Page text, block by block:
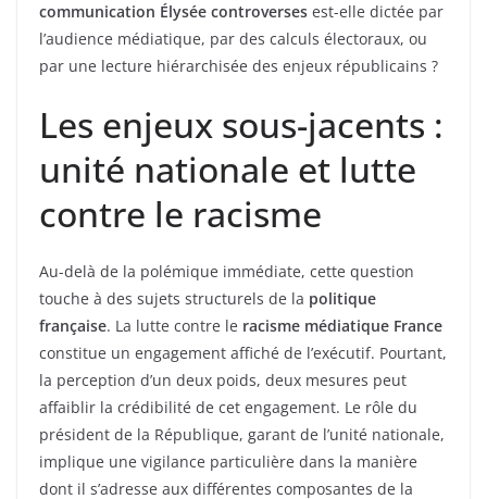
communication Élysée controverses est-elle dictée par
l’audience médiatique, par des calculs électoraux, ou
par une lecture hiérarchisée des enjeux républicains ?
Les enjeux sous-jacents :
unité nationale et lutte
contre le racisme
Au-delà de la polémique immédiate, cette question
touche à des sujets structurels de la politique
française. La lutte contre le racisme médiatique France
constitue un engagement affiché de l’exécutif. Pourtant,
la perception d’un deux poids, deux mesures peut
affaiblir la crédibilité de cet engagement. Le rôle du
président de la République, garant de l’unité nationale,
implique une vigilance particulière dans la manière
dont il s’adresse aux différentes composantes de la